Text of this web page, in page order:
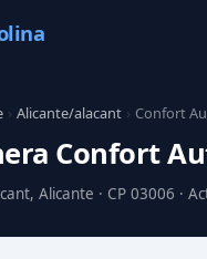
› Alicante/alacant › Confort
Confort
Alicante · CP 03006 ·